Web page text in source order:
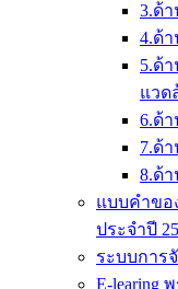
3.ด้
4.ด้
5.ด้
แวด
6.ด้
7.ด้
8.ด้
แบบคำขอ
ประจำปี
ระบบการ
E-learing